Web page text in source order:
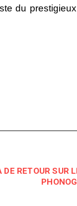
du
DE RETOUR SUR